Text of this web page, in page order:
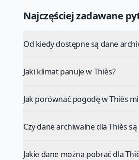
Najczęściej zadawane
Od kiedy dostępne są dane
Jaki klimat panuje w Thiès?
Jak porównać pogodę w Thiès
Czy dane archiwalne dla Thiès są
Jakie dane można pobrać dla